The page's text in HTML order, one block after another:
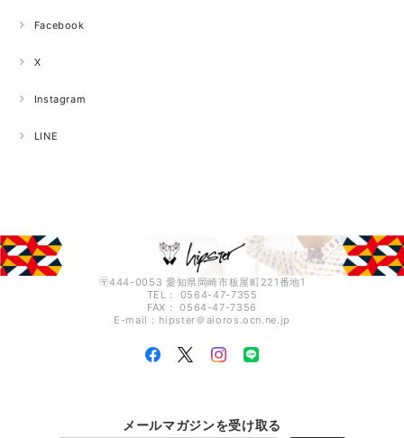
Facebook
X
Instagram
LINE
〶444-0053 愛知県岡崎市板屋町221番地1
TEL： 0564-47-7355
FAX： 0564-47-7356
E-mail：hipster＠aioros.ocn.ne.jp
メールマガジンを受け取る